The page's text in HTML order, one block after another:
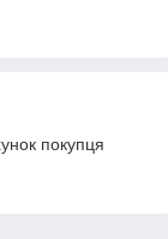
покупця